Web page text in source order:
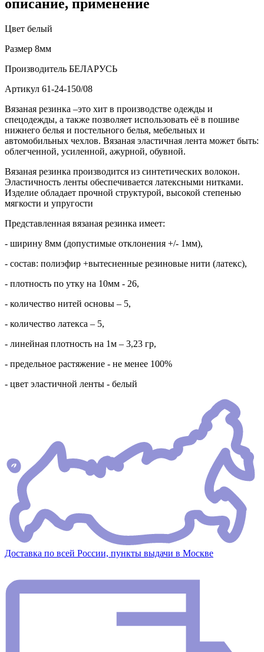
описание, применение
Цвет белый
Размер 8мм
Производитель БЕЛАРУСЬ
Артикул 61-24-150/08
Вязаная резинка –это хит в производстве одежды и
спецодежды, а также позволяет использовать её в пошиве
нижнего белья и постельного белья, мебельных и
автомобильных чехлов. Вязаная эластичная лента может быть:
облегченной, усиленной, ажурной, обувной.
Вязаная резинка производится из синтетических волокон.
Эластичность ленты обеспечивается латексными нитками.
Изделие обладает прочной структурой, высокой степенью
мягкости и упругости
Представленная вязаная резинка имеет:
- ширину 8мм (допустимые отклонения +/- 1мм),
- состав: полиэфир +вытесненные резиновые нити (латекс),
- плотность по утку на 10мм - 26,
- количество нитей основы – 5,
- количество латекса – 5,
- линейная плотность на 1м – 3,23 гр,
- предельное растяжение - не менее 100%
- цвет эластичной ленты - белый
Доставка по всей России, пункты выдачи в Москве